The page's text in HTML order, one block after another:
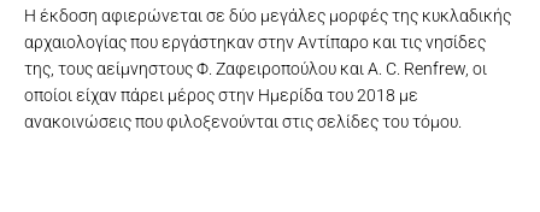
Η έκδοση αφιερώνεται σε δύο μεγάλες μορφές της κυκλαδικής
αρχαιολογίας που εργάστηκαν στην Αντίπαρο και τις νησίδες
της, τους αείμνηστους Φ. Ζαφειροπούλου και A. C. Renfrew, οι
οποίοι είχαν πάρει μέρος στην Ημερίδα του 2018 με
ανακοινώσεις που φιλοξενούνται στις σελίδες του τόμου.